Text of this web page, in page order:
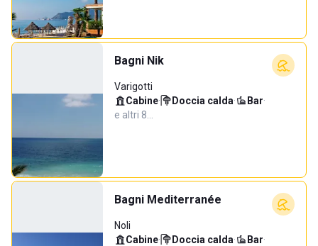
Bagni Nik
Varigotti
Cabine· Doccia calda· Bar·
e altri 8…
Bagni Mediterranée
Noli
Cabine· Doccia calda· Bar·